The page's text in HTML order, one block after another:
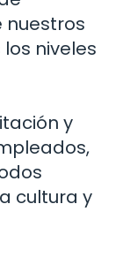
nuestros
niveles
y
cultura y